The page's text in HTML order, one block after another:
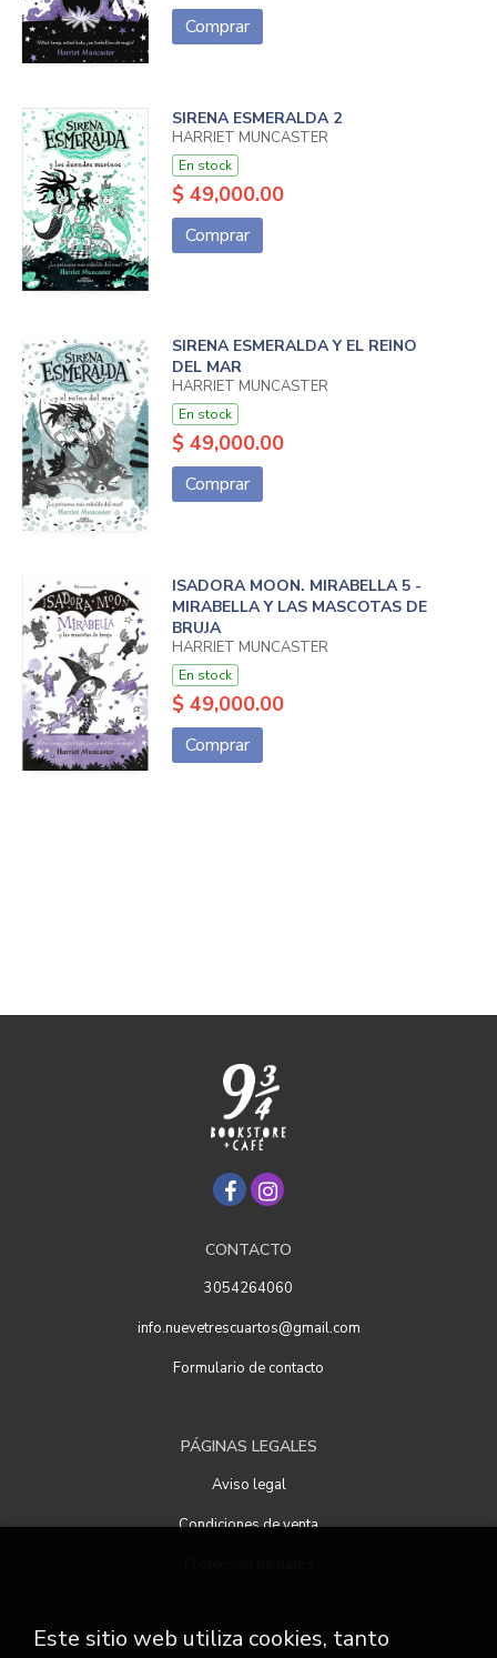
Comprar
SIRENA ESMERALDA 2
HARRIET MUNCASTER
En stock
$ 49,000.00
Comprar
SIRENA ESMERALDA Y EL REINO
DEL MAR
HARRIET MUNCASTER
En stock
$ 49,000.00
Comprar
ISADORA MOON. MIRABELLA 5 -
MIRABELLA Y LAS MASCOTAS DE
BRUJA
HARRIET MUNCASTER
En stock
$ 49,000.00
Comprar
CONTACTO
3054264060
info.nuevetrescuartos@gmail.com
Formulario de contacto
PÁGINAS LEGALES
Aviso legal
Condiciones de venta
ATENCIÓN AL CLIENTE
Este sitio web utiliza cookies, tanto